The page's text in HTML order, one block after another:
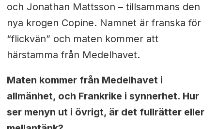
och Jonathan Mattsson – tillsammans den
nya krogen Copine. Namnet är franska för
“flickvän” och maten kommer att
härstamma från Medelhavet.
Maten kommer från Medelhavet i
allmänhet, och Frankrike i synnerhet. Hur
ser menyn ut i övrigt, är det fullrätter eller